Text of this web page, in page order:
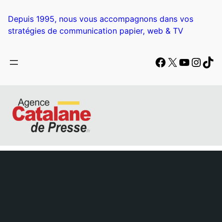
contenu
Depuis 1995, nous vous accompagnons dans vos
stratégies de communication papier, web & TV
Facebook
X